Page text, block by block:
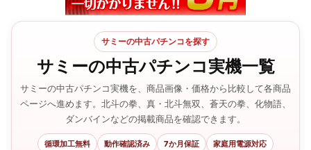
サミーの中古パチンコを探す
サミーの中古パチンコ実機一覧
サミーの中古パチンコ実機を、商品画像・価格から比較して各商品
ページへ進めます。北斗の拳、真・北斗無双、蒼天の拳、化物語、
ダンバインなどの掲載商品を確認できます。
循環加工無料 動作確認済み 7か月保証 家庭用電源対応